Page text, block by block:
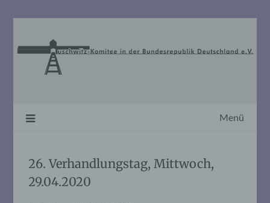
Menü
26. Verhandlungstag, Mittwoch,
29.04.2020